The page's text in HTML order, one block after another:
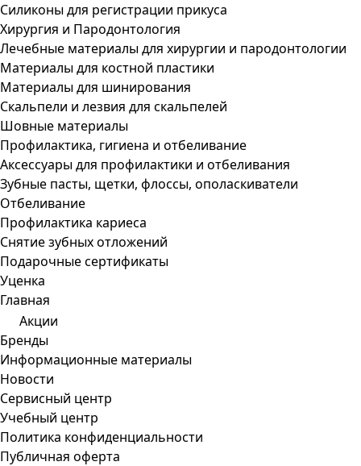
Силиконы для регистрации прикуса
Хирургия и Пародонтология
Лечебные материалы для хирургии и пародонтологии
Материалы для костной пластики
Материалы для шинирования
Скальпели и лезвия для скальпелей
Шовные материалы
Профилактика, гигиена и отбеливание
Аксессуары для профилактики и отбеливания
Зубные пасты, щетки, флоссы, ополаскиватели
Отбеливание
Профилактика кариеса
Снятие зубных отложений
Подарочные сертификаты
Уценка
Главная
Акции
Бренды
Информационные материалы
Новости
Сервисный центр
Учебный центр
Политика конфиденциальности
Публичная оферта